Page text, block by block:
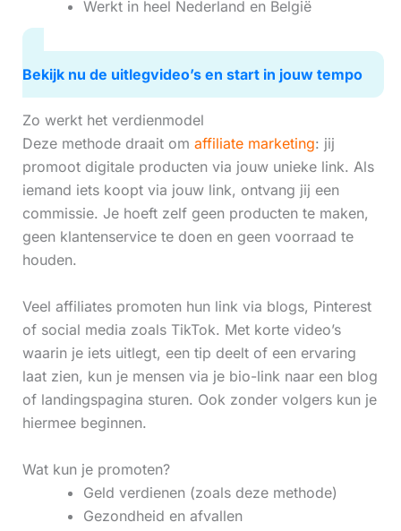
Werkt in heel Nederland en België
Bekijk nu de uitlegvideo’s en start in jouw tempo
Zo werkt het verdienmodel
Deze methode draait om affiliate marketing: jij
promoot digitale producten via jouw unieke link. Als
iemand iets koopt via jouw link, ontvang jij een
commissie. Je hoeft zelf geen producten te maken,
geen klantenservice te doen en geen voorraad te
houden.
Veel affiliates promoten hun link via blogs, Pinterest
of social media zoals TikTok. Met korte video’s
waarin je iets uitlegt, een tip deelt of een ervaring
laat zien, kun je mensen via je bio-link naar een blog
of landingspagina sturen. Ook zonder volgers kun je
hiermee beginnen.
Wat kun je promoten?
Geld verdienen (zoals deze methode)
Gezondheid en afvallen